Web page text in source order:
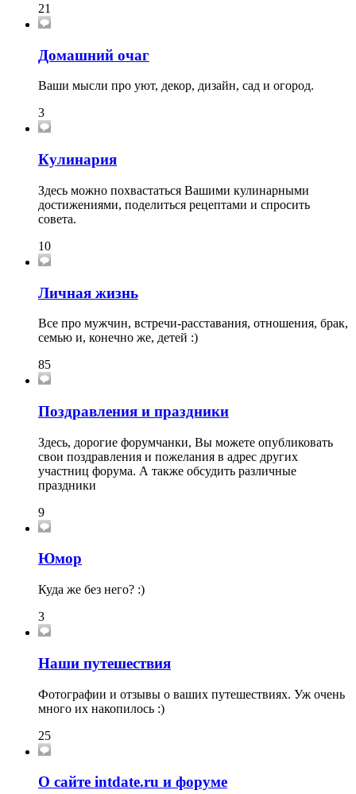
21
Домашний очаг
Ваши мысли про уют, декор, дизайн, сад и огород.
3
Кулинария
Здесь можно похвастаться Вашими кулинарными
достижениями, поделиться рецептами и спросить
совета.
10
Личная жизнь
Все про мужчин, встречи-расставания, отношения, брак,
семью и, конечно же, детей :)
85
Поздравления и праздники
Здесь, дорогие форумчанки, Вы можете опубликовать
свои поздравления и пожелания в адрес других
участниц форума. А также обсудить различные
праздники
9
Юмор
Куда же без него? :)
3
Наши путешествия
Фотографии и отзывы о ваших путешествиях. Уж очень
много их накопилось :)
25
О сайте intdate.ru и форуме